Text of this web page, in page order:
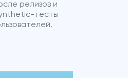
релизов и
тесты